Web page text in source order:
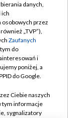
danych,
ich
przez
„TVP”),
Zaufanych
do
i
poniżej, a
do Google.
Ciebie naszych
tym informacje
sygnalizatory